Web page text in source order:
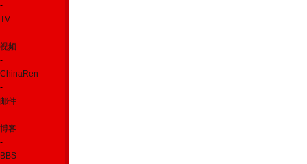
-
TV
-
视频
-
ChinaRen
-
邮件
-
博客
-
BBS